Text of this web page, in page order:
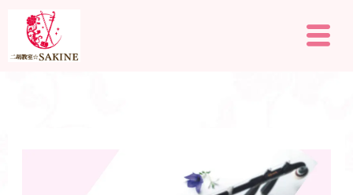
を
メ
ニ